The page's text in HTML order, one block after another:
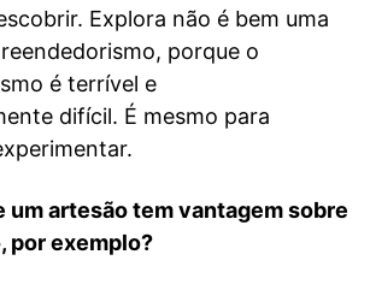
Explora não é bem uma
porque o
é terrível e
difícil. É mesmo para
um artesão tem vantagem sobre
por exemplo?